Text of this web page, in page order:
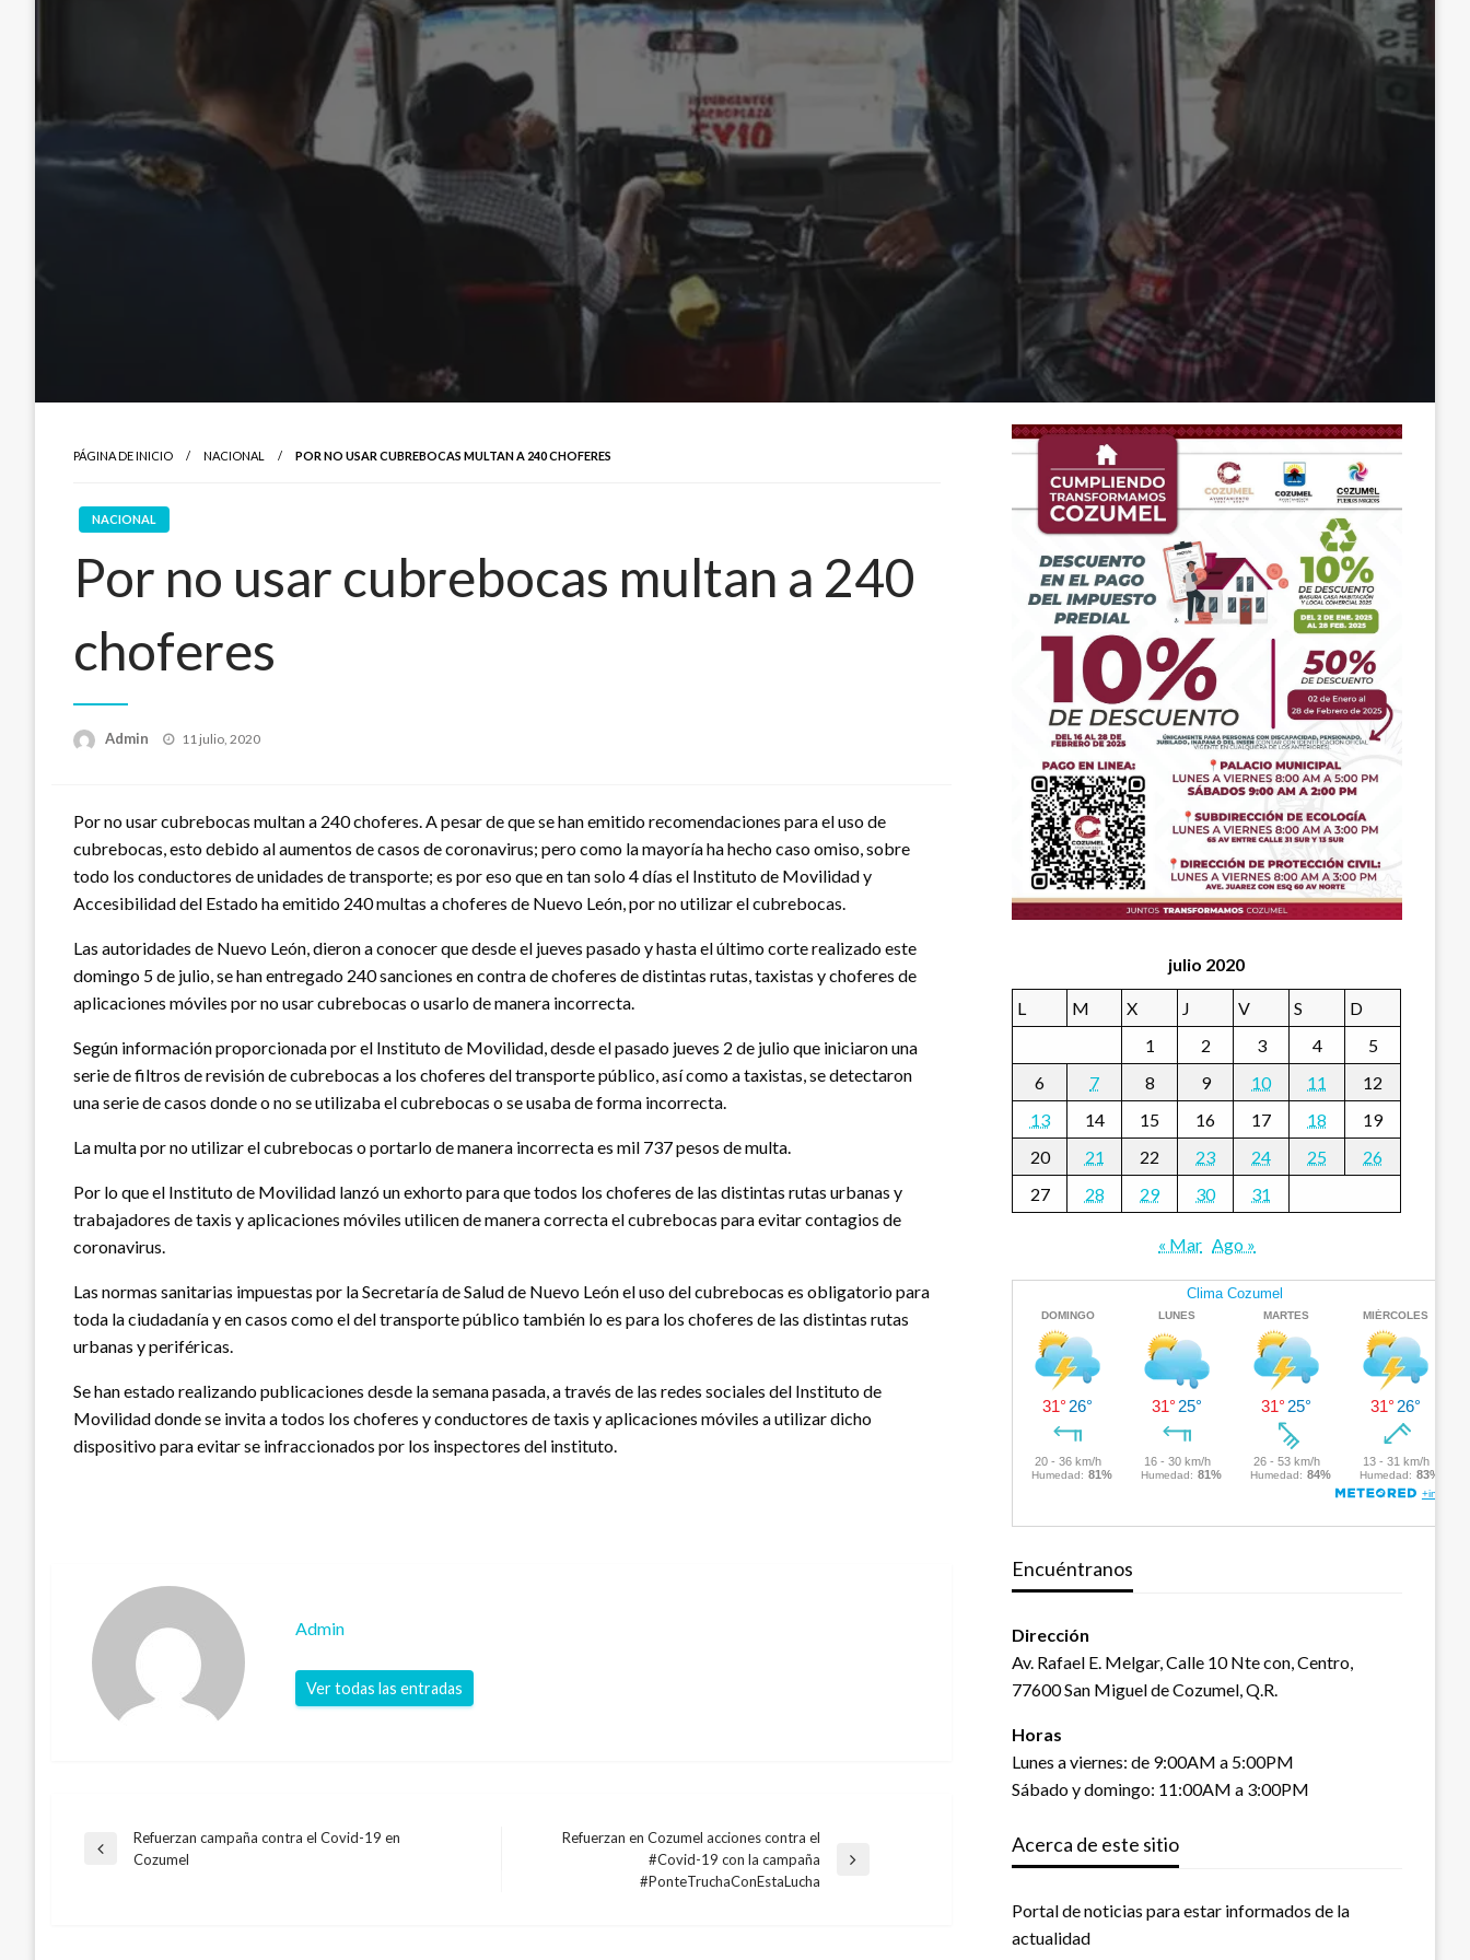
PÁGINA DE INICIO NACIONAL POR NO USAR CUBREBOCAS MULTAN A 240 CHOFERES
NACIONAL
Por no usar cubrebocas multan a 240
choferes
Admin
Publicado
11 julio, 2020
Por no usar cubrebocas multan a 240 choferes. A pesar de que se han emitido recomendaciones para el uso de
cubrebocas, esto debido al aumentos de casos de coronavirus; pero como la mayoría ha hecho caso omiso, sobre
todo los conductores de unidades de transporte; es por eso que en tan solo 4 días el Instituto de Movilidad y
Accesibilidad del Estado ha emitido 240 multas a choferes de Nuevo León, por no utilizar el cubrebocas.
Las autoridades de Nuevo León, dieron a conocer que desde el jueves pasado y hasta el último corte realizado este
domingo 5 de julio, se han entregado 240 sanciones en contra de choferes de distintas rutas, taxistas y choferes de
aplicaciones móviles por no usar cubrebocas o usarlo de manera incorrecta.
Según información proporcionada por el Instituto de Movilidad, desde el pasado jueves 2 de julio que iniciaron una
serie de filtros de revisión de cubrebocas a los choferes del transporte público, así como a taxistas, se detectaron
una serie de casos donde o no se utilizaba el cubrebocas o se usaba de forma incorrecta.
La multa por no utilizar el cubrebocas o portarlo de manera incorrecta es mil 737 pesos de multa.
Por lo que el Instituto de Movilidad lanzó un exhorto para que todos los choferes de las distintas rutas urbanas y
trabajadores de taxis y aplicaciones móviles utilicen de manera correcta el cubrebocas para evitar contagios de
coronavirus.
Las normas sanitarias impuestas por la Secretaría de Salud de Nuevo León el uso del cubrebocas es obligatorio para
toda la ciudadanía y en casos como el del transporte público también lo es para los choferes de las distintas rutas
urbanas y periféricas.
Se han estado realizando publicaciones desde la semana pasada, a través de las redes sociales del Instituto de
Movilidad donde se invita a todos los choferes y conductores de taxis y aplicaciones móviles a utilizar dicho
dispositivo para evitar se infraccionados por los inspectores del instituto.
Admin
Ver todas las entradas
Navegación
Entrada
Refuerzan campaña contra el Covid-19 en
Cozumel
Refuerzan en Cozumel acciones contra el
#Covid-19 con la campaña
#PonteTruchaConEstaLucha
julio 2020
L M X J V S
D
1
2 3 4
5
6
7 8 9 10 11
12
13
14 15 16 17 18
19
20
21 22 23 24 25
26
27
28 29 30 31
« Mar Ago »
Encuéntranos
Dirección
Av. Rafael E. Melgar, Calle 10 Nte con, Centro,
77600 San Miguel de Cozumel, Q.R.
Horas
Lunes a viernes: de 9:00AM a 5:00PM
Sábado y domingo: 11:00AM a 3:00PM
Acerca de este sitio
Portal de noticias para estar informados de la
actualidad